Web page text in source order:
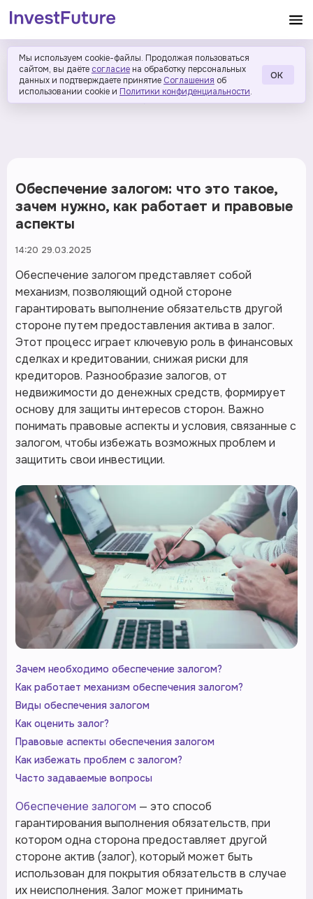
Мы используем cookie-файлы. Продолжая пользоваться
сайтом, вы даёте согласие на обработку персональных
данных и подтверждаете принятие Соглашения об
использовании cookie и Политики конфиденциальности.
ОК
Обеспечение залогом: что это такое,
зачем нужно, как работает и правовые
аспекты
14:20 29.03.2025
Обеспечение залогом представляет собой
механизм, позволяющий одной стороне
гарантировать выполнение обязательств другой
стороне путем предоставления актива в залог.
Этот процесс играет ключевую роль в финансовых
сделках и кредитовании, снижая риски для
кредиторов. Разнообразие залогов, от
недвижимости до денежных средств, формирует
основу для защиты интересов сторон. Важно
понимать правовые аспекты и условия, связанные с
залогом, чтобы избежать возможных проблем и
защитить свои инвестиции.
Зачем необходимо обеспечение залогом?
Как работает механизм обеспечения залогом?
Виды обеспечения залогом
Как оценить залог?
Правовые аспекты обеспечения залогом
Как избежать проблем с залогом?
Часто задаваемые вопросы
Обеспечение залогом — это способ
гарантирования выполнения обязательств, при
котором одна сторона предоставляет другой
стороне актив (залог), который может быть
использован для покрытия обязательств в случае
их неисполнения. Залог может принимать